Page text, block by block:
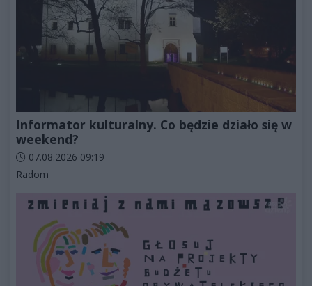
Informator kulturalny. Co będzie działo się w
weekend?
Data dodania artykułu:
07.08.2026 09:19
Kategorie artykułu:
Radom